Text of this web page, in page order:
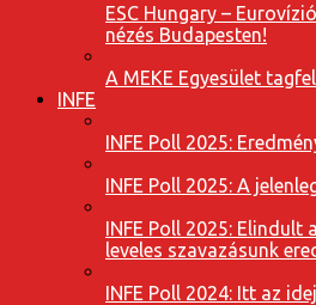
ESC Hungary –
nézés Budapesten!
A MEKE Egyesület
INFE
INFE Poll 2025:
INFE Poll 2025: A
INFE Poll 2025: Elindult
leveles szavazásunk
INFE Poll 2024: Itt az